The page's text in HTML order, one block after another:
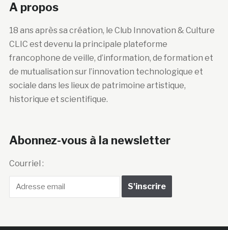
A propos
18 ans après sa création, le Club Innovation & Culture
CLIC est devenu la principale plateforme
francophone de veille, d’information, de formation et
de mutualisation sur l’innovation technologique et
sociale dans les lieux de patrimoine artistique,
historique et scientifique.
Abonnez-vous à la newsletter
Courriel :